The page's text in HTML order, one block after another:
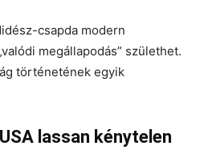
csapda modern
megállapodás” születhet.
történetének egyik
lassan kénytelen